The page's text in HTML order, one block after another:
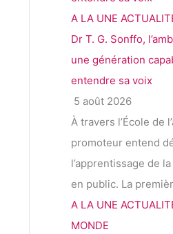
A LA UNE
Dr T. G. Sonffo,
une génération
entendre sa voix
5 août 2026
À travers l’École de
promoteur entend
l’apprentissage de
en public. La
A LA UNE
MONDE